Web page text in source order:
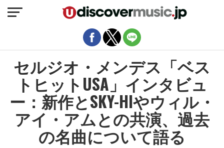
セルジオ・メンデス「ベス
トヒットUSA」インタビュ
ー：新作とSKY-HIやウィル・
アイ・アムとの共演、過去
の名曲について語る
モバイルバージョンを終了